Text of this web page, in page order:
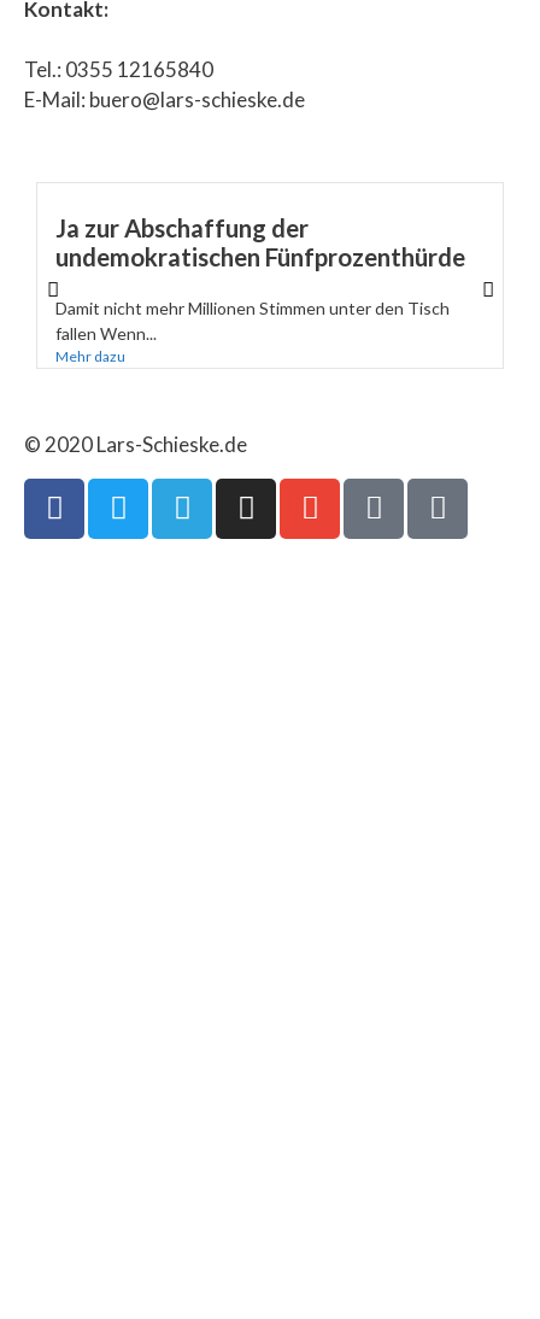
Kontakt:
Tel.: 0355 12165840
E-Mail: buero@lars-schieske.de
Ja zur Abschaffung der
undemokratischen Fünfprozenthürde
Damit nicht mehr Millionen Stimmen unter den Tisch
fallen Wenn...
Mehr dazu
© 2020 Lars-Schieske.de